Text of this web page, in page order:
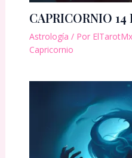
CAPRICORNIO 14
Astrología / Por ElTarotMx
Capricornio